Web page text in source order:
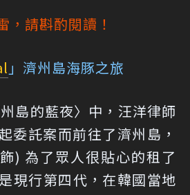
，請斟酌閱讀！
」濟州島海豚之旅
島的藍夜〉中，汪洋律師
委託案而前往了濟州島，
) 為了眾人很貼心的租了
現行第四代，在韓國當地